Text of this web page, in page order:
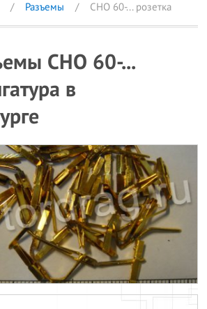
Разъемы СНО 60-... розетка
СНО 60-...
в